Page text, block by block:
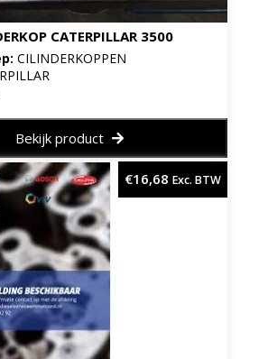
CATERPILLAR 3500
CILINDERKOPPEN
Bekijk product
€16,68 Exc. BTW